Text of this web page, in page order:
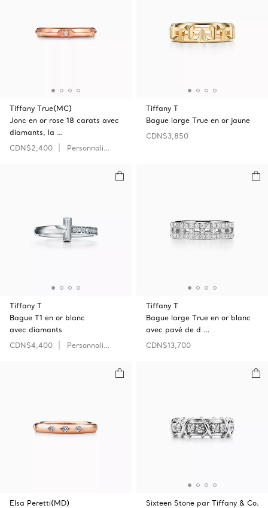
Tiffany True(MC)
Jonc en or rose 18 carats avec
diamants, la …
CDN$2,400
Personnaliser
Tiffany T
Bague large True en or jaune
CDN$3,850
Tiffany T
Bague T1 en or blanc
avec diamants
CDN$4,400
Personnaliser
Tiffany T
Bague large True en or blanc
avec pavé de d …
CDN$13,700
Elsa Peretti(MD)
Sixteen Stone par Tiffany & Co.